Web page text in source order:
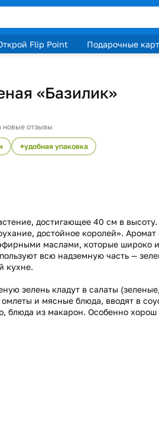
Flip Point
Подарочные
«Базилик»
новые отзывы
удобная упаковка
достигающее 40 см в
достойное королей». Аромат
маслами, которые широко
всю надземную часть —
кухне.
зелень кладут в салаты
и мясные блюда, вводят в
блюда из макарон. Особенно хорош